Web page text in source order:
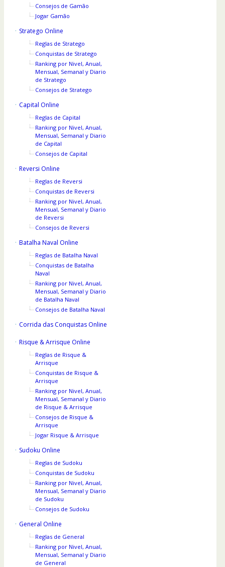
Consejos de Gamão
Jogar Gamão
Stratego Online
Reglas de Stratego
Conquistas de Stratego
Ranking por Nivel, Anual,
Mensual, Semanal y Diario
de Stratego
Consejos de Stratego
Capital Online
Reglas de Capital
Ranking por Nivel, Anual,
Mensual, Semanal y Diario
de Capital
Consejos de Capital
Reversi Online
Reglas de Reversi
Conquistas de Reversi
Ranking por Nivel, Anual,
Mensual, Semanal y Diario
de Reversi
Consejos de Reversi
Batalha Naval Online
Reglas de Batalha Naval
Conquistas de Batalha
Naval
Ranking por Nivel, Anual,
Mensual, Semanal y Diario
de Batalha Naval
Consejos de Batalha Naval
Corrida das Conquistas Online
Risque & Arrisque Online
Reglas de Risque &
Arrisque
Conquistas de Risque &
Arrisque
Ranking por Nivel, Anual,
Mensual, Semanal y Diario
de Risque & Arrisque
Consejos de Risque &
Arrisque
Jogar Risque & Arrisque
Sudoku Online
Reglas de Sudoku
Conquistas de Sudoku
Ranking por Nivel, Anual,
Mensual, Semanal y Diario
de Sudoku
Consejos de Sudoku
General Online
Reglas de General
Ranking por Nivel, Anual,
Mensual, Semanal y Diario
de General